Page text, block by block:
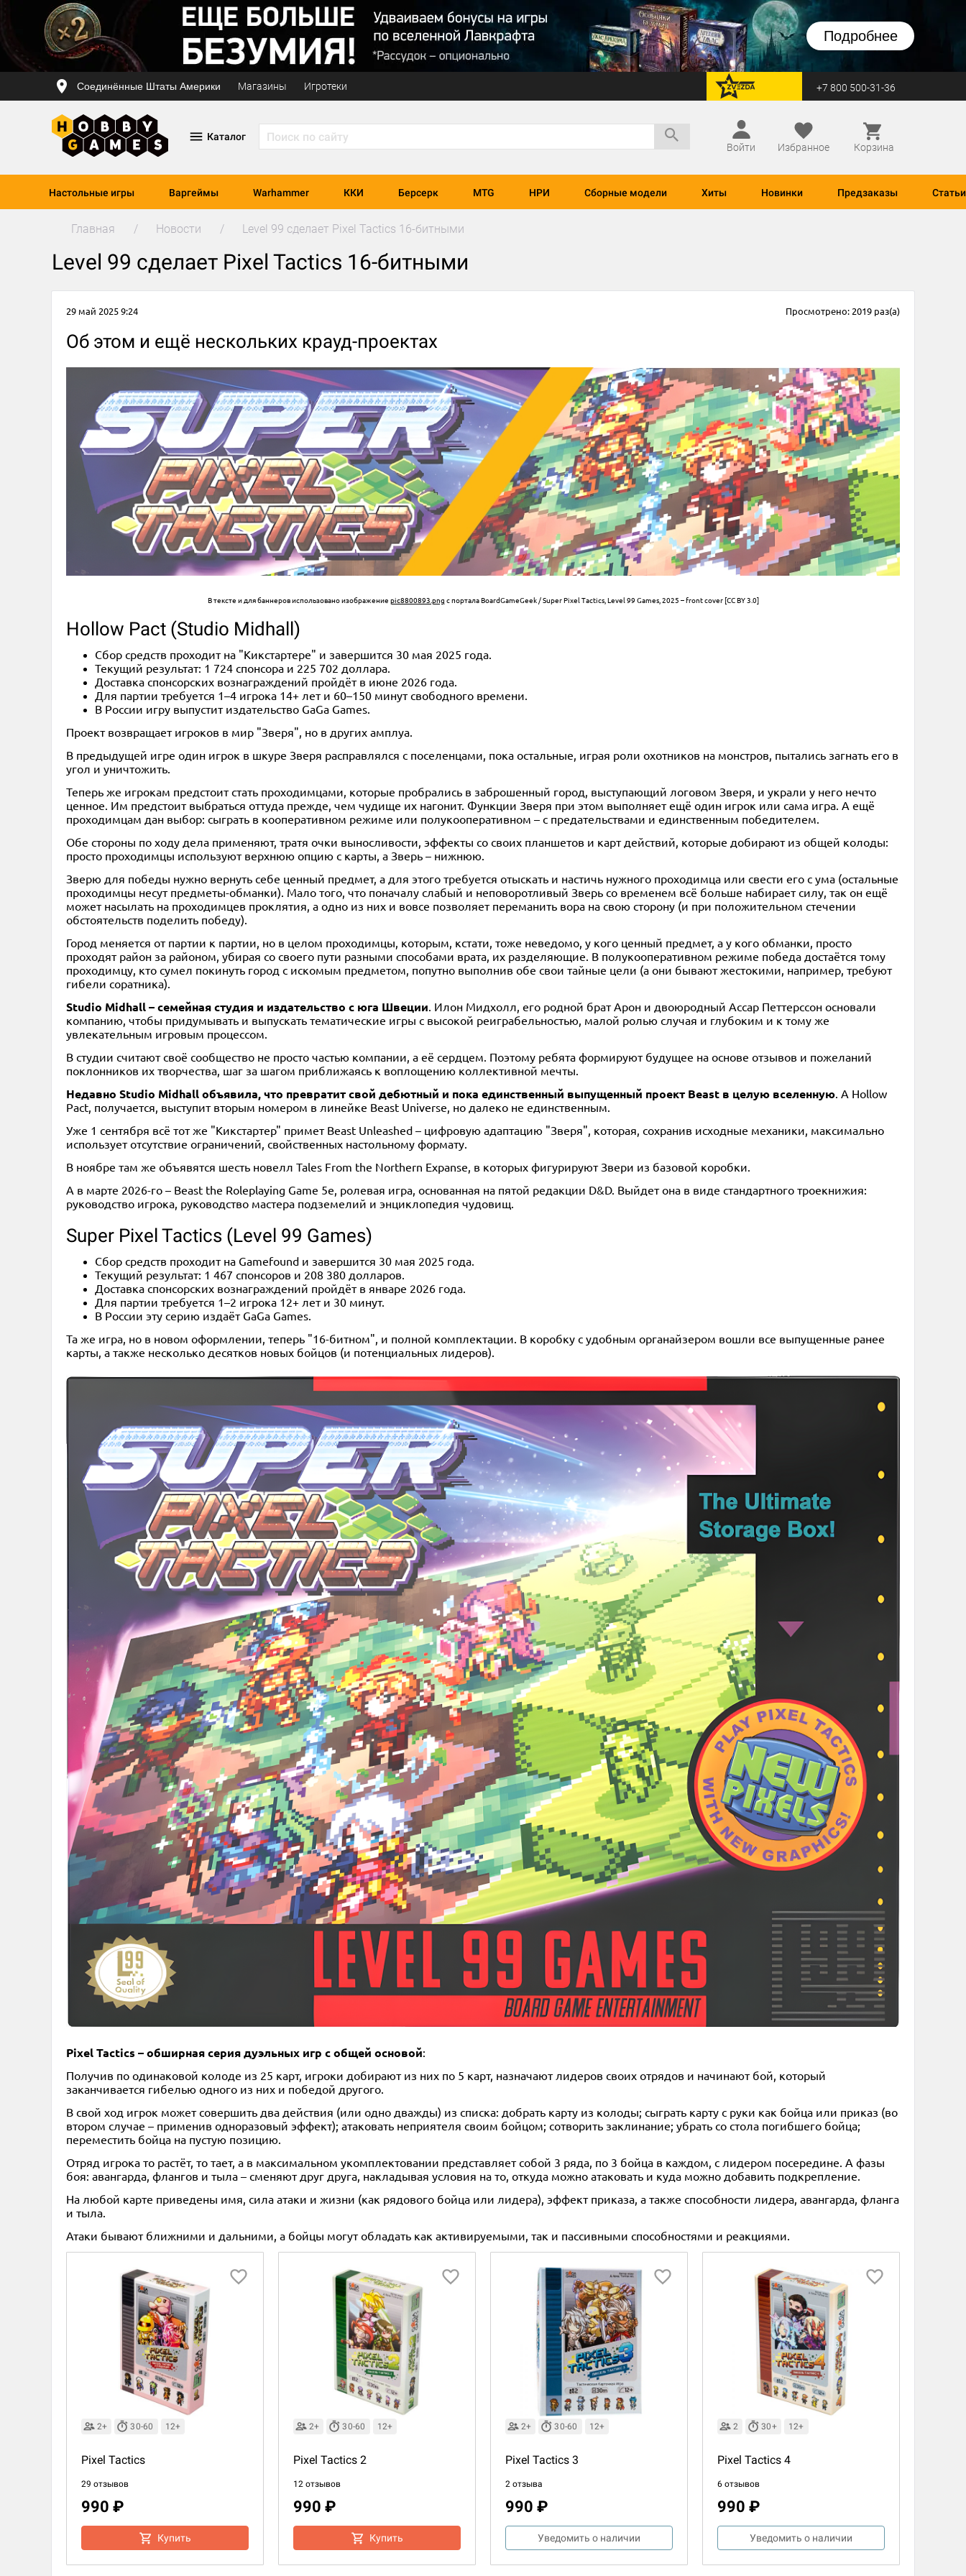
Подробнее
Соединённые Штаты Америки Магазины Игротеки перейти на Zvezda +7 800 500-31-36
Каталог
Войти
Избранное Корзина
Настольные игры Варгеймы Warhammer ККИ Берсерк MTG НРИ Сборные модели Хиты Новинки Предзаказы Статьи
Главная Новости Level 99 сделает Pixel Tactics 16-битными
Level 99 сделает Pixel Tactics 16-битными
29 май 2025 9:24 Просмотрено: 2019 раз(а)
Об этом и ещё нескольких крауд-проектах
В тексте и для баннеров использовано изображение pic8800893.png с портала BoardGameGeek / Super Pixel Tactics, Level 99 Games, 2025 – front cover [CC BY 3.0]
Hollow Pact (Studio Midhall)
Сбор средств проходит на "Кикстартере" и завершится 30 мая 2025 года.
Текущий результат: 1 724 спонсора и 225 702 доллара.
Доставка спонсорских вознаграждений пройдёт в июне 2026 года.
Для партии требуется 1–4 игрока 14+ лет и 60–150 минут свободного времени.
В России игру выпустит издательство GaGa Games.
Проект возвращает игроков в мир "Зверя", но в других амплуа.
В предыдущей игре один игрок в шкуре Зверя расправлялся с поселенцами, пока остальные, играя роли охотников на монстров, пытались загнать его в
угол и уничтожить.
Теперь же игрокам предстоит стать проходимцами, которые пробрались в заброшенный город, выступающий логовом Зверя, и украли у него нечто
ценное. Им предстоит выбраться оттуда прежде, чем чудище их нагонит. Функции Зверя при этом выполняет ещё один игрок или сама игра. А ещё
проходимцам дан выбор: сыграть в кооперативном режиме или полукооперативном – с предательствами и единственным победителем.
Обе стороны по ходу дела применяют, тратя очки выносливости, эффекты со своих планшетов и карт действий, которые добирают из общей колоды:
просто проходимцы используют верхнюю опцию с карты, а Зверь – нижнюю.
Зверю для победы нужно вернуть себе ценный предмет, а для этого требуется отыскать и настичь нужного проходимца или свести его с ума (остальные
проходимцы несут предметы-обманки). Мало того, что поначалу слабый и неповоротливый Зверь со временем всё больше набирает силу, так он ещё
может насылать на проходимцев проклятия, а одно из них и вовсе позволяет переманить вора на свою сторону (и при положительном стечении
обстоятельств поделить победу).
Город меняется от партии к партии, но в целом проходимцы, которым, кстати, тоже неведомо, у кого ценный предмет, а у кого обманки, просто
проходят район за районом, убирая со своего пути разными способами врата, их разделяющие. В полукооперативном режиме победа достаётся тому
проходимцу, кто сумел покинуть город с искомым предметом, попутно выполнив обе свои тайные цели (а они бывают жестокими, например, требуют
гибели соратника).
Studio Midhall – семейная студия и издательство с юга Швеции. Илон Мидхолл, его родной брат Арон и двоюродный Ассар Петтерссон основали
компанию, чтобы придумывать и выпускать тематические игры с высокой реиграбельностью, малой ролью случая и глубоким и к тому же
увлекательным игровым процессом.
В студии считают своё сообщество не просто частью компании, а её сердцем. Поэтому ребята формируют будущее на основе отзывов и пожеланий
поклонников их творчества, шаг за шагом приближаясь к воплощению коллективной мечты.
Недавно Studio Midhall объявила, что превратит свой дебютный и пока единственный выпущенный проект Beast в целую вселенную. А Hollow
Pact, получается, выступит вторым номером в линейке Beast Universe, но далеко не единственным.
Уже 1 сентября всё тот же "Кикстартер" примет Beast Unleashed – цифровую адаптацию "Зверя", которая, сохранив исходные механики, максимально
использует отсутствие ограничений, свойственных настольному формату.
В ноябре там же объявятся шесть новелл Tales From the Northern Expanse, в которых фигурируют Звери из базовой коробки.
А в марте 2026-го – Beast the Roleplaying Game 5e, ролевая игра, основанная на пятой редакции D&D. Выйдет она в виде стандартного троекнижия:
руководство игрока, руководство мастера подземелий и энциклопедия чудовищ.
Super Pixel Tactics (Level 99 Games)
Сбор средств проходит на Gamefound и завершится 30 мая 2025 года.
Текущий результат: 1 467 спонсоров и 208 380 долларов.
Доставка спонсорских вознаграждений пройдёт в январе 2026 года.
Для партии требуется 1–2 игрока 12+ лет и 30 минут.
В России эту серию издаёт GaGa Games.
Та же игра, но в новом оформлении, теперь "16-битном", и полной комплектации. В коробку с удобным органайзером вошли все выпущенные ранее
карты, а также несколько десятков новых бойцов (и потенциальных лидеров).
Pixel Tactics – обширная серия дуэльных игр с общей основой:
Получив по одинаковой колоде из 25 карт, игроки добирают из них по 5 карт, назначают лидеров своих отрядов и начинают бой, который
заканчивается гибелью одного из них и победой другого.
В свой ход игрок может совершить два действия (или одно дважды) из списка: добрать карту из колоды; сыграть карту с руки как бойца или приказ (во
втором случае – применив одноразовый эффект); атаковать неприятеля своим бойцом; сотворить заклинание; убрать со стола погибшего бойца;
переместить бойца на пустую позицию.
Отряд игрока то растёт, то тает, а в максимальном укомплектовании представляет собой 3 ряда, по 3 бойца в каждом, с лидером посередине. А фазы
боя: авангарда, флангов и тыла – сменяют друг друга, накладывая условия на то, откуда можно атаковать и куда можно добавить подкрепление.
На любой карте приведены имя, сила атаки и жизни (как рядового бойца или лидера), эффект приказа, а также способности лидера, авангарда, фланга
и тыла.
Атаки бывают ближними и дальними, а бойцы могут обладать как активируемыми, так и пассивными способностями и реакциями.
2+ 30-60 12+
Pixel Tactics
29 отзывов
990 ₽
Купить
2+ 30-60 12+
Pixel Tactics 2
12 отзывов
990 ₽
Купить
2+ 30-60 12+
Pixel Tactics 3
2 отзыва
990 ₽
Уведомить о наличии
2 30+ 12+
Pixel Tactics 4
6 отзывов
990 ₽
Уведомить о наличии